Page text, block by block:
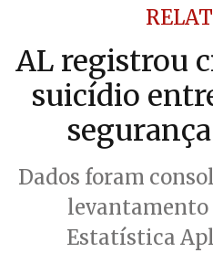
AL registrou
suicídio
Dados foram
levantamento
Estatística